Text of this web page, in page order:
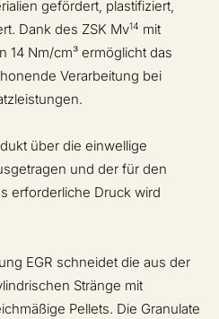
gefördert, plastifiziert,
Dank des ZSK Mv14 mit
14 Nm/cm³ ermöglicht das
Verarbeitung bei
über die einwellige
und der für den
erforderliche Druck wird
EGR schneidet die aus der
Stränge mit
Pellets. Die Granulate